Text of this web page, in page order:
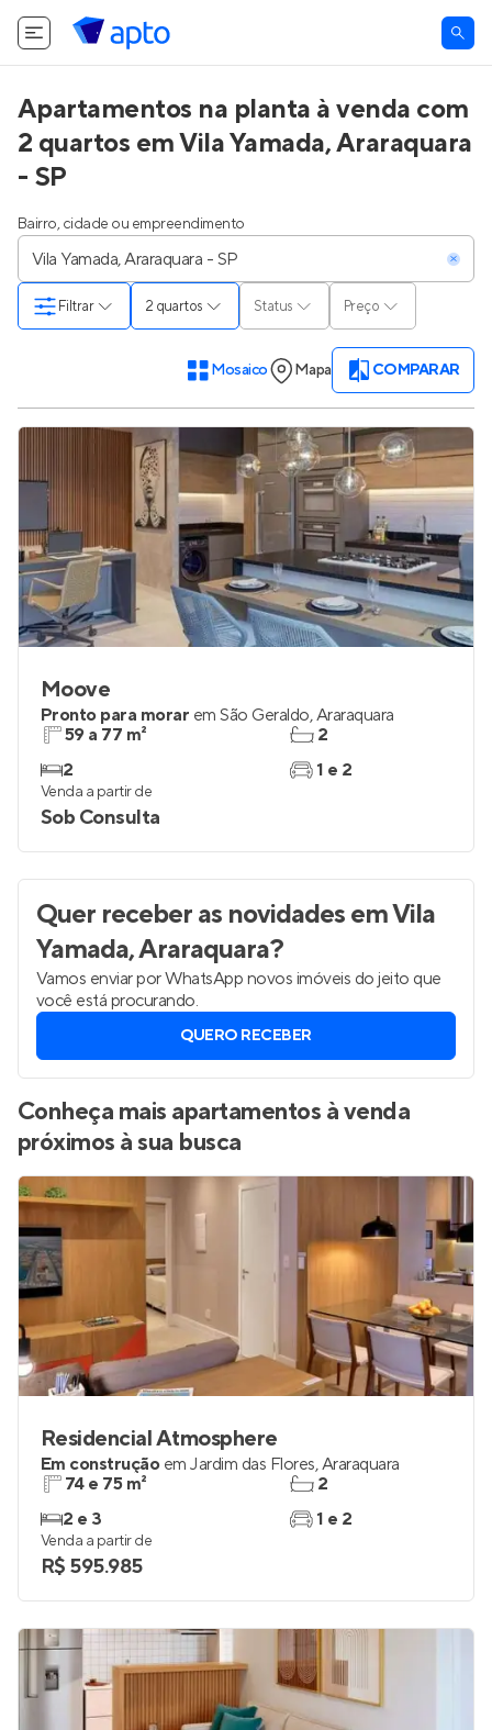
Apartamentos na planta à venda com
2 quartos em Vila Yamada, Araraquara
- SP
Bairro, cidade ou empreendimento
2 quartos Status Preço
Filtrar
Mosaico Mapa COMPARAR
Moove
Pronto para morar em São Geraldo,Araraquara
59 a 77 m²
2
2
1 e 2
Venda a partir de
Sob Consulta
Quer receber as novidadesem Vila
Yamada, Araraquara?
Vamos enviar por WhatsApp novos imóveis do jeito que
você está procurando.
QUERO RECEBER
Conheça mais apartamentos à venda
próximos à sua busca
Residencial Atmosphere
Em construção em Jardim das Flores,Araraquara
74 e 75 m²
2 e 3
2
1 e 2
Venda a partir de
R$ 595.985